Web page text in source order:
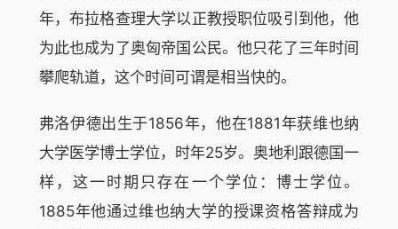
年，布拉格查理大学以正教授职位吸引到他，他
为此也成为了奥匈帝国公民。他只花了三年时间
攀爬轨道，这个时间可谓是相当快的。
弗洛伊德出生于1856年，他在1881年获维也纳
大学医学博士学位，时年25岁。奥地利跟德国一
样，这一时期只存在一个学位：博士学位。
1885年他通过维也纳大学的授课资格答辩成为